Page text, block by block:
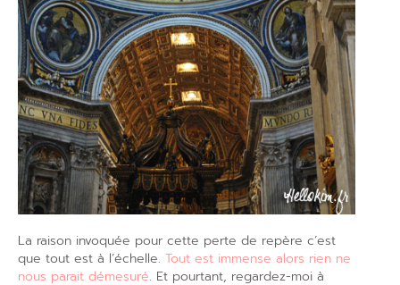
La raison invoquée pour cette perte de repère c’est
que tout est à l’échelle. Tout est immense alors rien ne
nous parait démesuré. Et pourtant, regardez-moi à